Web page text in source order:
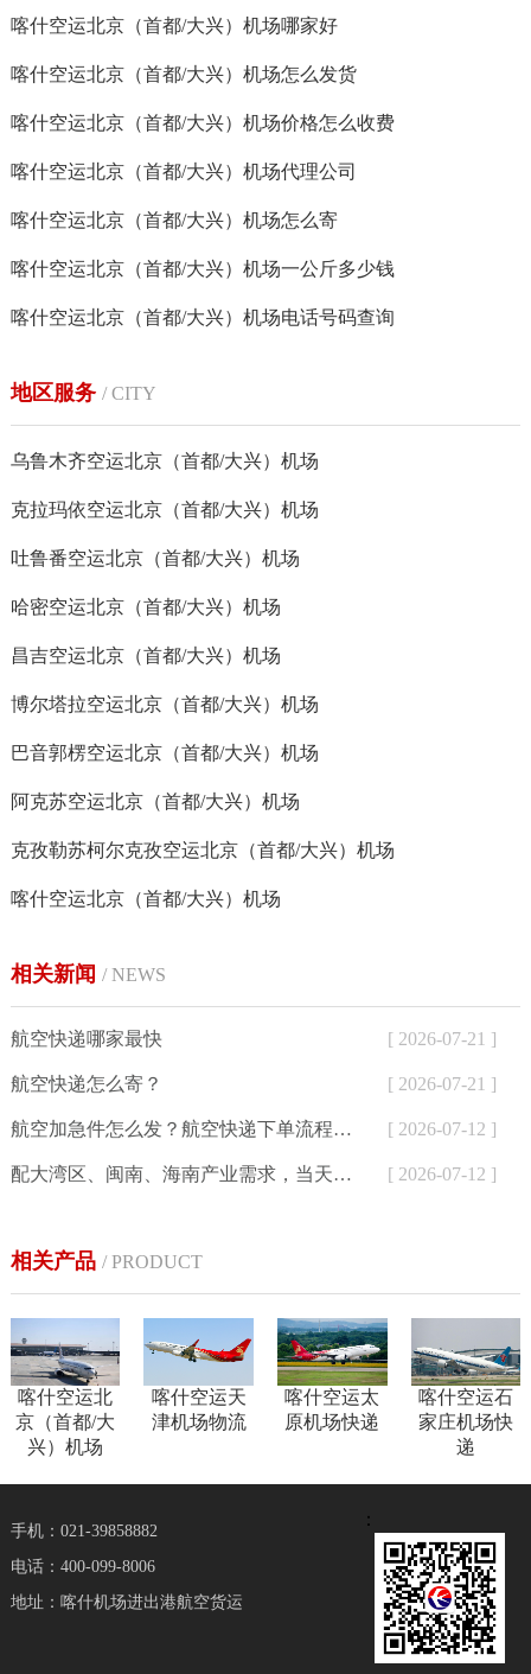
喀什空运北京（首都/大兴）机场哪家好
喀什空运北京（首都/大兴）机场怎么发货
喀什空运北京（首都/大兴）机场价格怎么收费
喀什空运北京（首都/大兴）机场代理公司
喀什空运北京（首都/大兴）机场怎么寄
喀什空运北京（首都/大兴）机场一公斤多少钱
喀什空运北京（首都/大兴）机场电话号码查询
地区服务 / CITY
乌鲁木齐空运北京（首都/大兴）机场
克拉玛依空运北京（首都/大兴）机场
吐鲁番空运北京（首都/大兴）机场
哈密空运北京（首都/大兴）机场
昌吉空运北京（首都/大兴）机场
博尔塔拉空运北京（首都/大兴）机场
巴音郭楞空运北京（首都/大兴）机场
阿克苏空运北京（首都/大兴）机场
克孜勒苏柯尔克孜空运北京（首都/大兴）机场
喀什空运北京（首都/大兴）机场
相关新闻 / NEWS
航空快递哪家最快 [ 2026-07-21 ]
航空快递怎么寄？ [ 2026-07-21 ]
航空加急件怎么发？航空快递下单流程与24小时寄件方式详解 [ 2026-07-12 ]
配大湾区、闽南、海南产业需求，当天达航空快递为外贸、生鲜、制造企业提供加急空运解决方案 [ 2026-07-12 ]
相关产品 / PRODUCT
喀什空运北
京（首都/大
兴）机场
喀什空运天
津机场物流
喀什空运太
原机场快递
喀什空运石
家庄机场快
递
：
手机：021-39858882
电话：400-099-8006
地址：喀什机场进出港航空货运